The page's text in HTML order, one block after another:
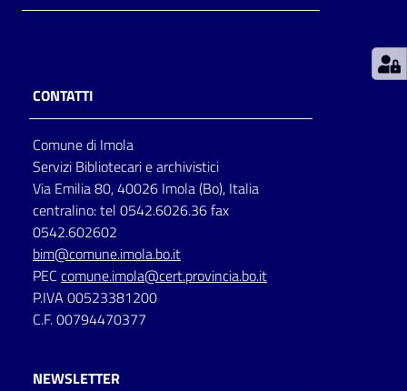
per
lettura
Seguici
su
CONTATTI
Comune di Imola
Servizi Bibliotecari e archivistici
Via Emilia 80, 40026 Imola (Bo), Italia
centralino: tel 0542.6026.36 fax
0542.602602
bim@comune.imola.bo.it
PEC comune.imola@cert.provincia.bo.it
P.IVA 00523381200
C.F. 00794470377
NEWSLETTER